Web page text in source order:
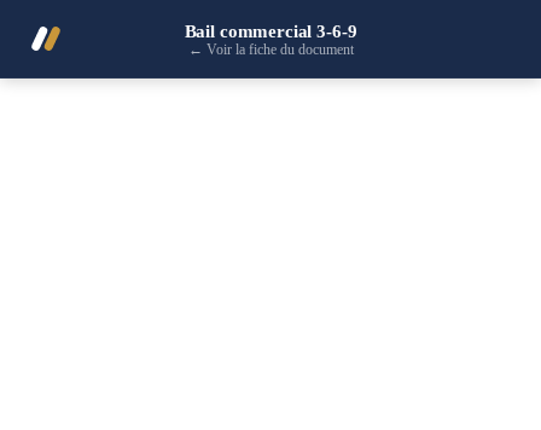
Bail commercial 3-6-9
← Voir la fiche du document